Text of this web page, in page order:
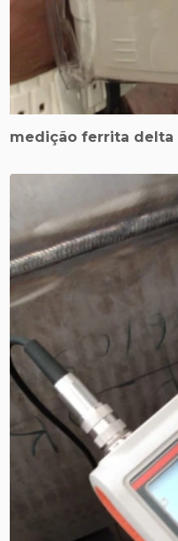
medição ferrita delta